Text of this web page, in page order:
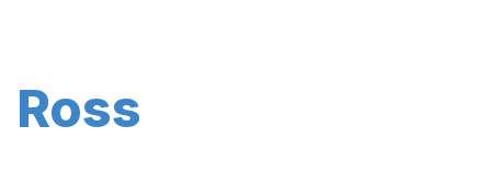
Ross